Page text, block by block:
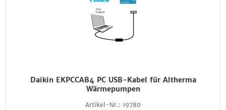
Daikin EKPCCAB4 PC USB-Kabel für Altherma
Wärmepumpen
Artikel-Nr.: 19780